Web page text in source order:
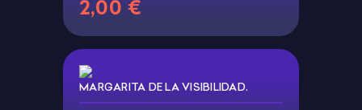
2,00 €
MARGARITA DE LA VISIBILIDAD.